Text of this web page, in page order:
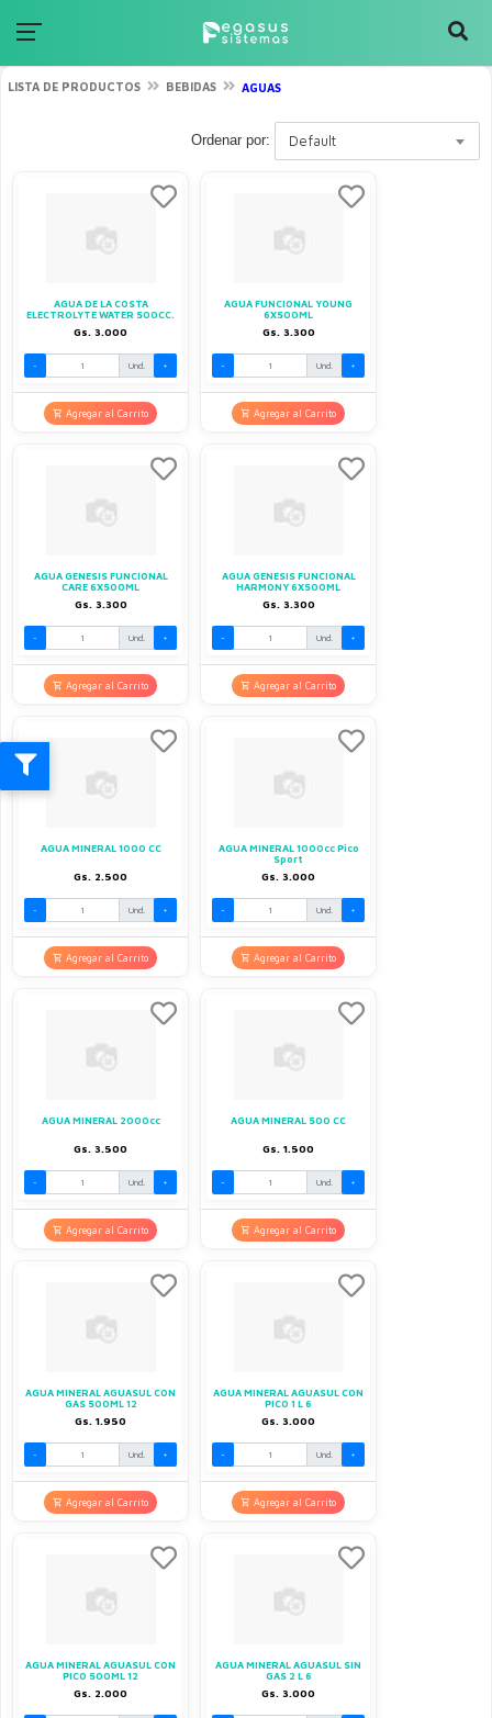
LISTA DE PRODUCTOS BEBIDAS AGUAS
Ordenar por: Default
AGUA DE LA COSTA
ELECTROLYTE WATER 500CC.
Gs. 3.000
- Und. +
Agregar al Carrito
AGUA FUNCIONAL YOUNG
6X500ML
Gs. 3.300
- Und. +
Agregar al Carrito
AGUA GENESIS FUNCIONAL
CARE 6X500ML
Gs. 3.300
- Und. +
Agregar al Carrito
AGUA GENESIS FUNCIONAL
HARMONY 6X500ML
Gs. 3.300
- Und. +
Agregar al Carrito
AGUA MINERAL 1000 CC
Gs. 2.500
- Und. +
Agregar al Carrito
AGUA MINERAL 1000cc Pico
Sport
Gs. 3.000
- Und. +
Agregar al Carrito
AGUA MINERAL 2000cc
Gs. 3.500
- Und. +
Agregar al Carrito
AGUA MINERAL 500 CC
Gs. 1.500
- Und. +
Agregar al Carrito
AGUA MINERAL AGUASUL CON
GAS 500ML 12
Gs. 1.950
- Und. +
Agregar al Carrito
AGUA MINERAL AGUASUL CON
PICO 1 L 6
Gs. 3.000
- Und. +
Agregar al Carrito
AGUA MINERAL AGUASUL CON
PICO 500ML 12
Gs. 2.000
AGUA MINERAL AGUASUL SIN
GAS 2 L 6
Gs. 3.000